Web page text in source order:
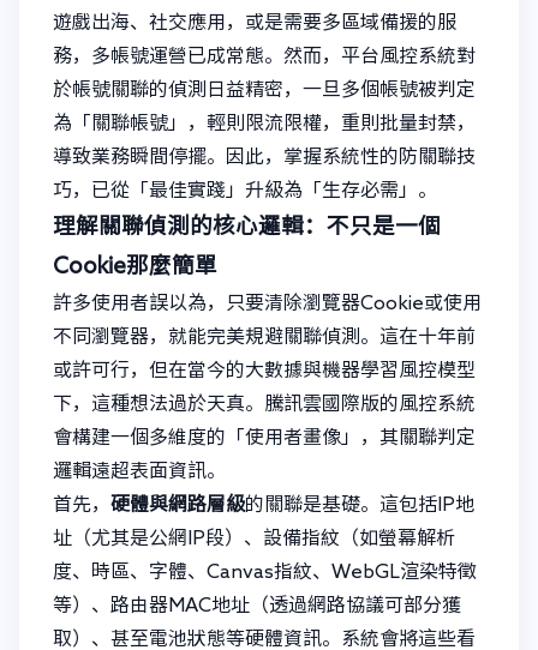
遊戲出海、社交應用，或是需要多區域備援的服
務，多帳號運營已成常態。然而，平台風控系統對
於帳號關聯的偵測日益精密，一旦多個帳號被判定
為「關聯帳號」，輕則限流限權，重則批量封禁，
導致業務瞬間停擺。因此，掌握系統性的防關聯技
巧，已從「最佳實踐」升級為「生存必需」。
理解關聯偵測的核心邏輯：不只是一個
Cookie那麼簡單
許多使用者誤以為，只要清除瀏覽器Cookie或使用
不同瀏覽器，就能完美規避關聯偵測。這在十年前
或許可行，但在當今的大數據與機器學習風控模型
下，這種想法過於天真。騰訊雲國際版的風控系統
會構建一個多維度的「使用者畫像」，其關聯判定
邏輯遠超表面資訊。
首先， 硬體與網路層級的關聯是基礎。這包括IP地
址（尤其是公網IP段）、設備指紋（如螢幕解析
度、時區、字體、Canvas指紋、WebGL渲染特徵
等）、路由器MAC地址（透過網路協議可部分獲
取）、甚至電池狀態等硬體資訊。系統會將這些看